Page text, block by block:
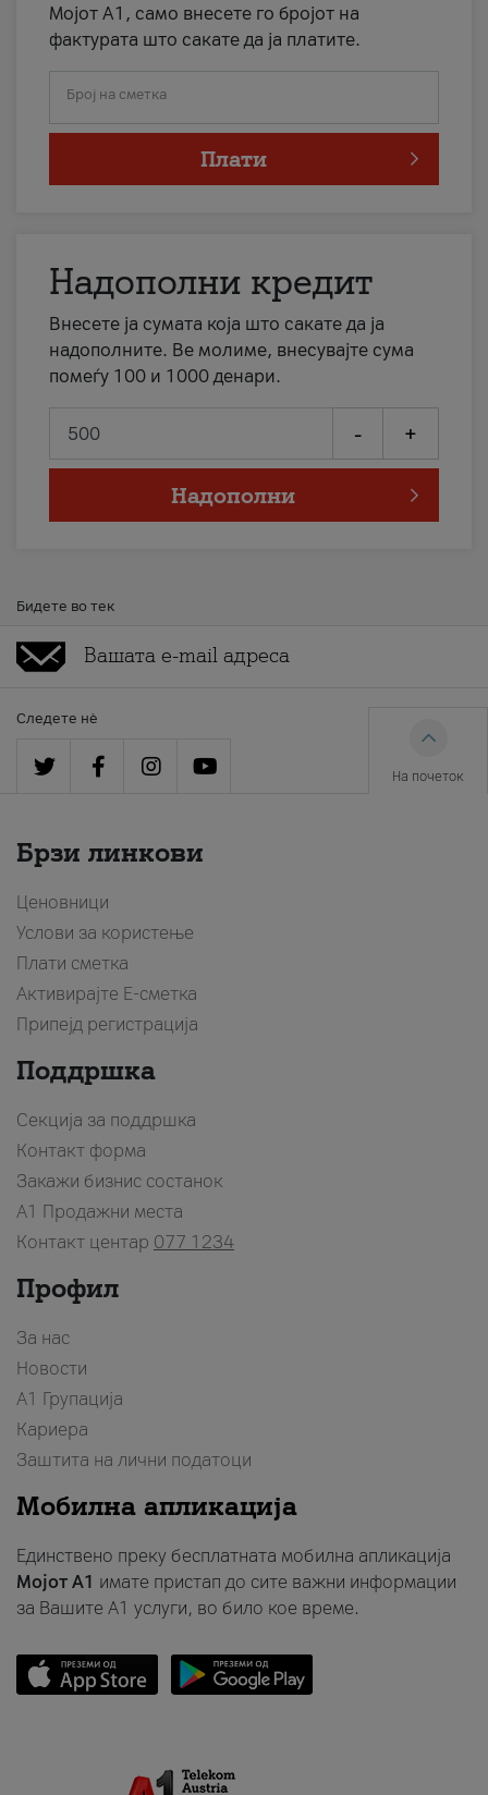
Мојот А1, само внесете го бројот на
фактурата што сакате да ја платите.
Број на сметка
Плати
Надополни кредит
Внесете ја сумата која што сакате да ја
надополните. Ве молиме, внесувајте сума
помеѓу 100 и 1000 денари.
- +
Надополни
Бидете во тек
Следете нè
На почеток
Брзи линкови
Ценовници
Услови за користење
Плати сметка
Активирајте Е-сметка
Припејд регистрација
Поддршка
Секција за поддршка
Контакт форма
Закажи бизнис состанок
A1 Продажни места
Контакт центар 077 1234
Профил
За нас
Новости
А1 Групација
Кариера
Заштита на лични податоци
Мобилна апликација
Единствено преку бесплатната мобилна апликација
Мојот A1 имате пристап до сите важни информации
за Вашите A1 услуги, во било кое време.